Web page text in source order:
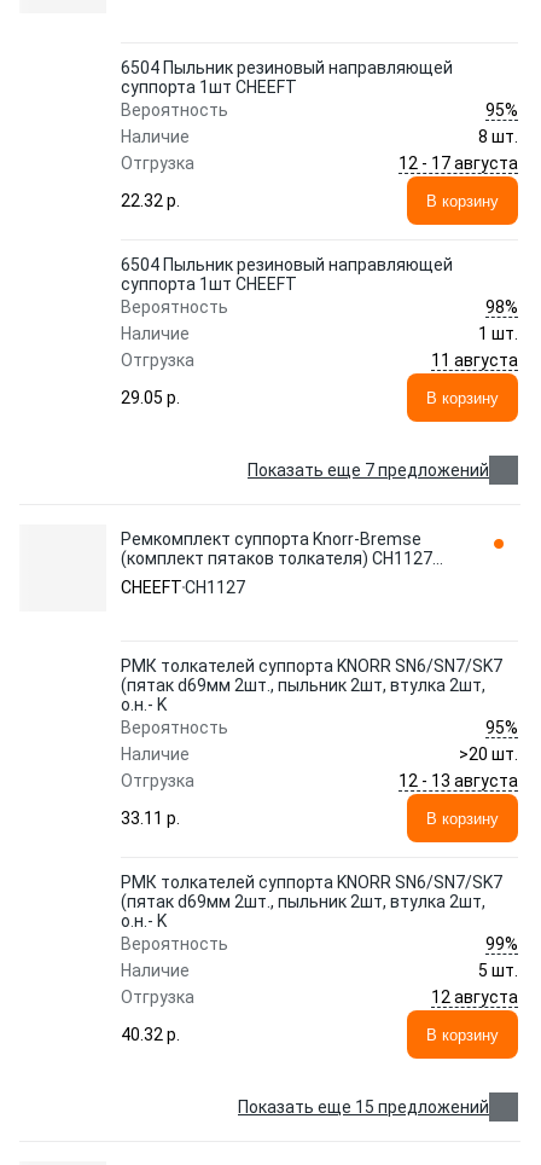
6504 Пыльник резиновый направляющей
суппорта 1шт CHEEFT
Вероятность
95%
Наличие
8 шт.
Отгрузка
12 - 17 августа
22.32 p.
В корзину
6504 Пыльник резиновый направляющей
суппорта 1шт CHEEFT
Вероятность
98%
Наличие
1 шт.
Отгрузка
11 августа
29.05 p.
В корзину
Показать еще 7 предложений
Ремкомплект суппорта Knorr-Bremse
(комплект пятаков толкателя) CH1127
CHEEFT
CHEEFTCH1127
РМК толкателей суппорта KNORR SN6/SN7/SK7
(пятак d69мм 2шт., пыльник 2шт, втулка 2шт,
о.н.- K
Вероятность
95%
Наличие
>20 шт.
Отгрузка
12 - 13 августа
33.11 p.
В корзину
РМК толкателей суппорта KNORR SN6/SN7/SK7
(пятак d69мм 2шт., пыльник 2шт, втулка 2шт,
о.н.- K
Вероятность
99%
Наличие
5 шт.
Отгрузка
12 августа
40.32 p.
В корзину
Показать еще 15 предложений